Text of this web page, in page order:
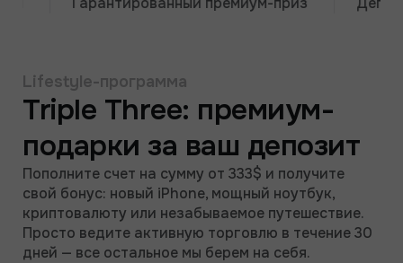
Lifestyle-программа
Triple Three: премиум-
подарки за ваш депозит
Пополните счет на сумму от 333$ и получите
свой бонус: новый iPhone, мощный ноутбук,
криптовалюту или незабываемое путешествие.
Просто ведите активную торговлю в течение 30
дней — все остальное мы берем на себя.